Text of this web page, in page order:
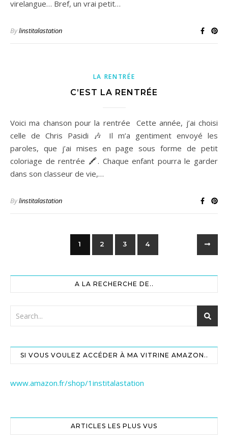
virelangue… Bref, un vrai petit…
Bylinstitalastation
LA RENTRÉE
C’EST LA RENTRÉE
Voici ma chanson pour la rentrée Cette année, j’ai choisi
celle de Chris Pasidi 🎶 Il m’a gentiment envoyé les
paroles, que j’ai mises en page sous forme de petit
coloriage de rentrée 🖍️. Chaque enfant pourra le garder
dans son classeur de vie,…
Bylinstitalastation
1 2 3 4
A LA RECHERCHE DE..
SI VOUS VOULEZ ACCÉDER À MA VITRINE AMAZON..
www.amazon.fr/shop/1institalastation
ARTICLES LES PLUS VUS